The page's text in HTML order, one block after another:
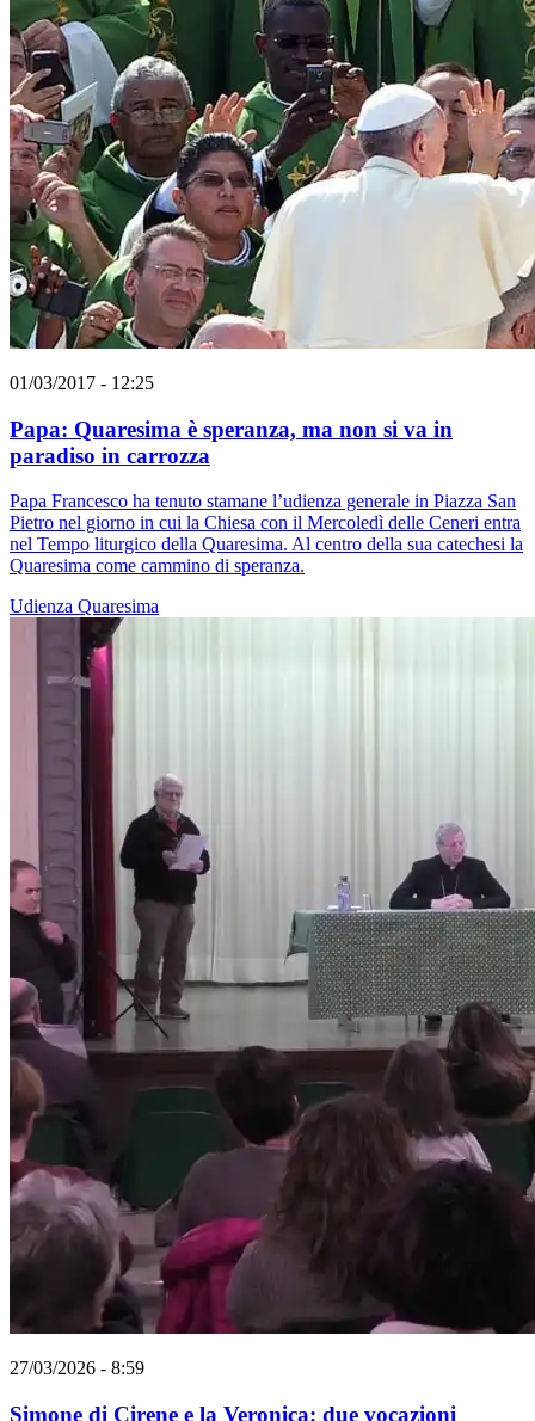
01/03/2017 - 12:25
Papa: Quaresima è speranza, ma non si va in
paradiso in carrozza
Papa Francesco ha tenuto stamane l’udienza generale in Piazza San
Pietro nel giorno in cui la Chiesa con il Mercoledì delle Ceneri entra
nel Tempo liturgico della Quaresima. Al centro della sua catechesi la
Quaresima come cammino di speranza.
Udienza Quaresima
27/03/2026 - 8:59
Simone di Cirene e la Veronica: due vocazioni